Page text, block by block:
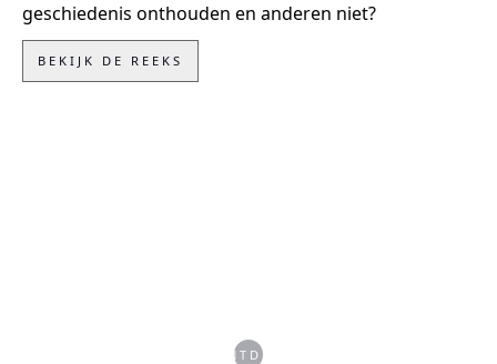
geschiedenis onthouden en anderen niet?
BEKIJK DE REEKS
ONTDEK